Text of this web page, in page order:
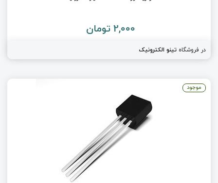
2,000 تومان
در فروشگاه تینو الکترونیک
موجود